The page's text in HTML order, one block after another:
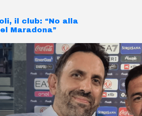
il club: “No alla
Maradona”